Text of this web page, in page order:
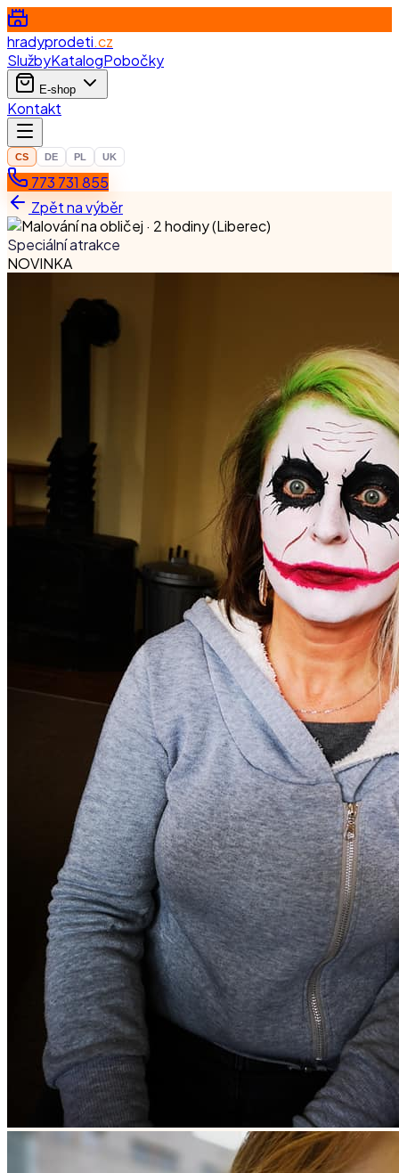
hradyprodeti.cz
SlužbyKatalogPobočky
E-shop
Kontakt
CS DE PL UK
773 731 855
Zpět na výběr
Speciální atrakce
NOVINKA